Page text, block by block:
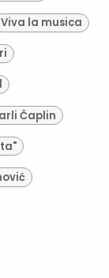
Viva la musica
Čaplin